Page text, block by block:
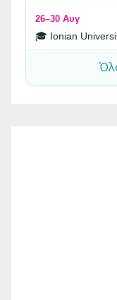
26–30 Αυγ
🎓 Ionian